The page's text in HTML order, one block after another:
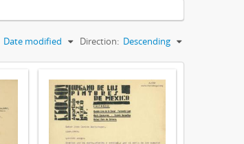
Date modified Direction: Descending